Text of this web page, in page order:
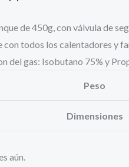
de 450g, con válvula de
con todos los calentadores y
del gas: Isobutano 75% y
Peso
Dimensiones
aún.